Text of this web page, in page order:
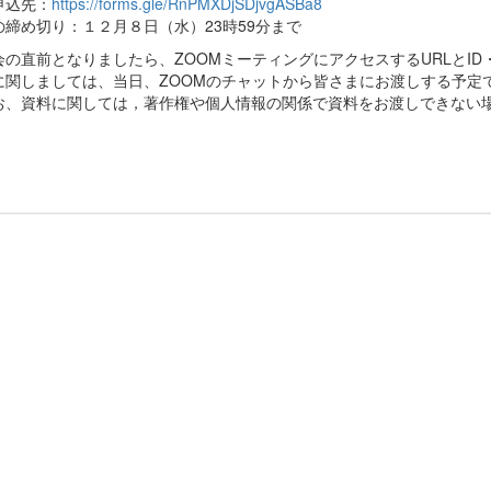
締め切り：１２月８日（水）23時59分まで
の直前となりましたら、ZOOMミーティングにアクセスするURLとID
関しましては、当日、ZOOMのチャットから皆さまにお渡しする予定
、資料に関しては，著作権や個人情報の関係で資料をお渡しできな